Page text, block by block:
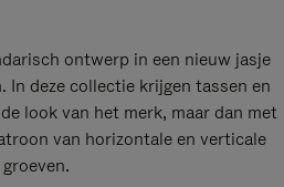
ontwerp in een nieuw jasje
In deze collectie krijgen tassen en
look van het merk, maar dan met
van horizontale en verticale
groeven.